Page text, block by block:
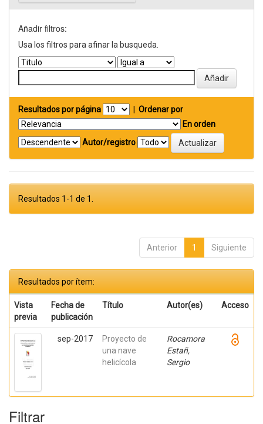
Añadir filtros:
Usa los filtros para afinar la busqueda.
Resultados por página
Ordenar por
En orden
Autor/registro
Resultados 1-1 de 1.
Anterior 1 Siguiente
Resultados por ítem:
Vista
previa
Fecha de
publicación
Título Autor(es) Acceso
sep-2017
Proyecto de
una nave
helicícola
Rocamora
Estañ,
Sergio
Filtrar